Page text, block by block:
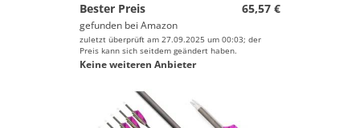
Bester Preis
65,57 €
gefunden bei Amazon
zuletzt überprüft am 27.09.2025 um 00:03; der
Preis kann sich seitdem geändert haben.
Keine weiteren Anbieter